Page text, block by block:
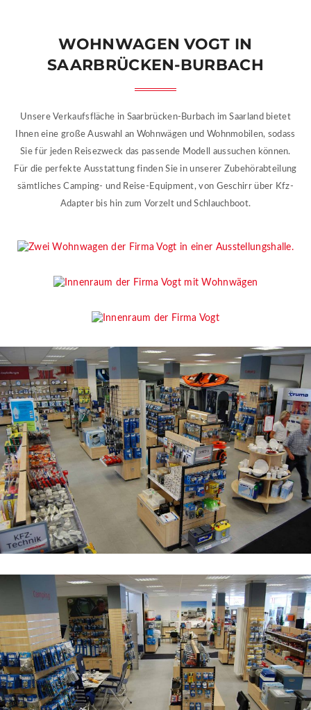
WOHNWAGEN VOGT IN
SAARBRÜCKEN-BURBACH
Unsere Verkaufsfläche in Saarbrücken-Burbach im Saarland bietet
Ihnen eine große Auswahl an Wohnwägen und Wohnmobilen, sodass
Sie für jeden Reisezweck das passende Modell aussuchen können.
Für die perfekte Ausstattung finden Sie in unserer Zubehörabteilung
sämtliches Camping- und Reise-Equipment, von Geschirr über Kfz-
Adapter bis hin zum Vorzelt und Schlauchboot.